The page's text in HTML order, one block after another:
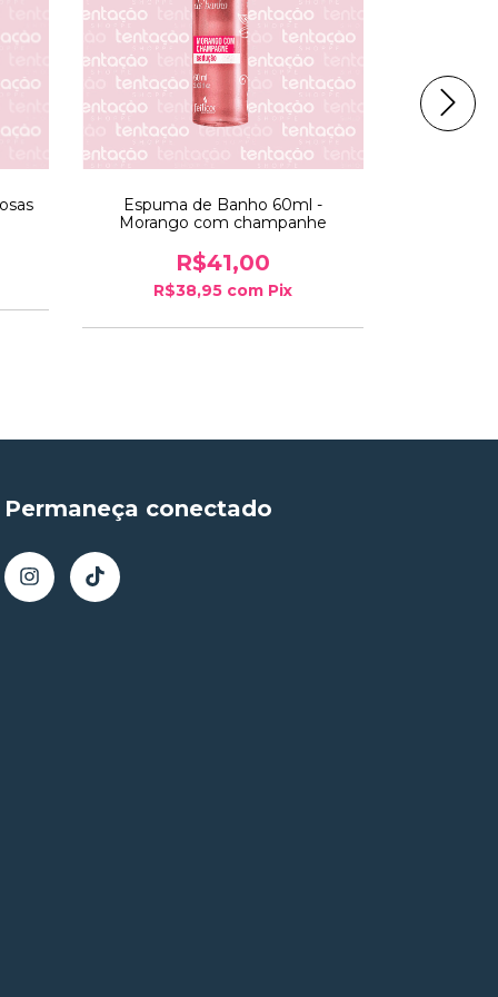
Espuma de Banho 60ml -
Morango com champanhe
R$41,00
R$38,95 com Pix
Permaneça conectado